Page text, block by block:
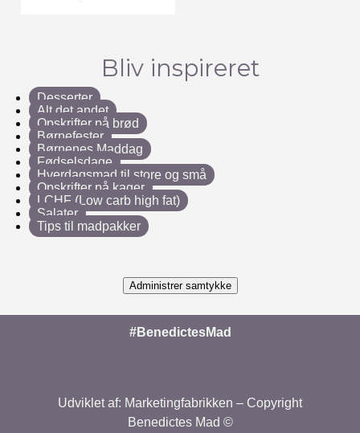
Bliv inspireret
Desserter
Alt det andet
Opskrifter på brød
Børnefester
Børnenes Maddag
Fødselsdage
Hverdagsmad til store og små
Opskrifter på kager
LCHF (Low carb high fat)
Salater
Tips til madpakker
Administrer samtykke
#BenedictesMad
Udviklet af: Marketingfabrikken – Copyright
Benedictes Mad ©